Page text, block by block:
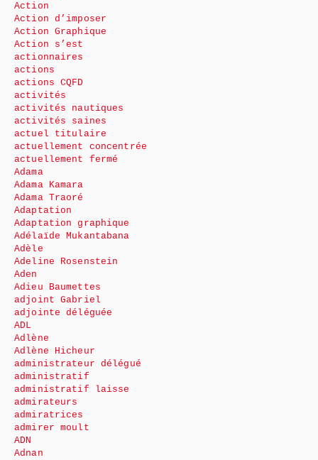
Action
Action d’imposer
Action Graphique
Action s’est
actionnaires
actions
actions CQFD
activités
activités nautiques
activités saines
actuel titulaire
actuellement concentrée
actuellement fermé
Adama
Adama Kamara
Adama Traoré
Adaptation
Adaptation graphique
Adélaïde Mukantabana
Adèle
Adeline Rosenstein
Aden
Adieu Baumettes
adjoint Gabriel
adjointe déléguée
ADL
Adlène
Adlène Hicheur
administrateur délégué
administratif
administratif laisse
admirateurs
admiratrices
admirer moult
ADN
Adnan